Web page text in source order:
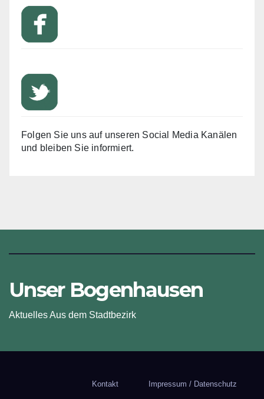
Folgen Sie uns auf unseren Social Media Kanälen
und bleiben Sie informiert.
Unser Bogenhausen
Aktuelles Aus dem Stadtbezirk
Kontakt Impressum / Datenschutz